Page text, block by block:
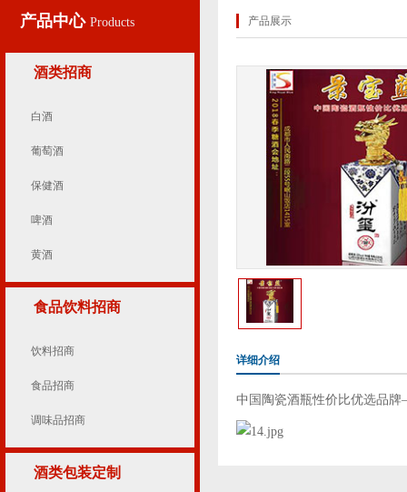
产品中心 Products
酒类招商
白酒
葡萄酒
保健酒
啤酒
黄酒
食品饮料招商
饮料招商
食品招商
调味品招商
酒类包装定制
产品展示
详细介绍
中国陶瓷酒瓶性价比优选品